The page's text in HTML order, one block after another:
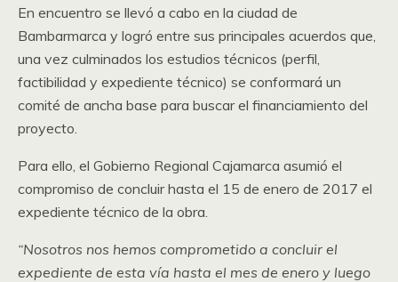
En encuentro se llevó a cabo en la ciudad de
Bambarmarca y logró entre sus principales acuerdos que,
una vez culminados los estudios técnicos (perfil,
factibilidad y expediente técnico) se conformará un
comité de ancha base para buscar el financiamiento del
proyecto.
Para ello, el Gobierno Regional Cajamarca asumió el
compromiso de concluir hasta el 15 de enero de 2017 el
expediente técnico de la obra.
“Nosotros nos hemos comprometido a concluir el
expediente de esta vía hasta el mes de enero y luego